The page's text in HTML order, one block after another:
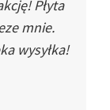
Płyta
mnie.
wysyłka!